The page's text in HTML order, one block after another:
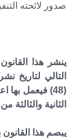
صدور لائحته
ينشر هذا
التالي لتاريخ
الثانية والثالثة من المادة (82)
يبصم هذا القانون